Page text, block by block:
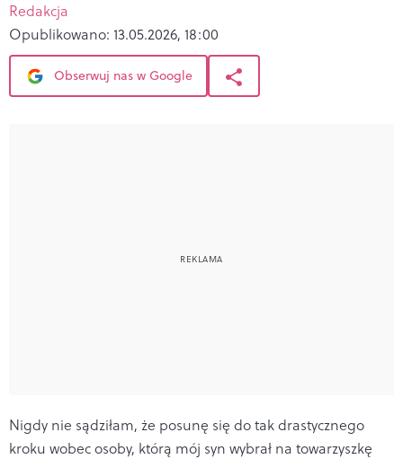
Redakcja
Opublikowano: 13.05.2026, 18:00
Obserwuj nas w Google
Nigdy nie sądziłam, że posunę się do tak drastycznego
kroku wobec osoby, którą mój syn wybrał na towarzyszkę